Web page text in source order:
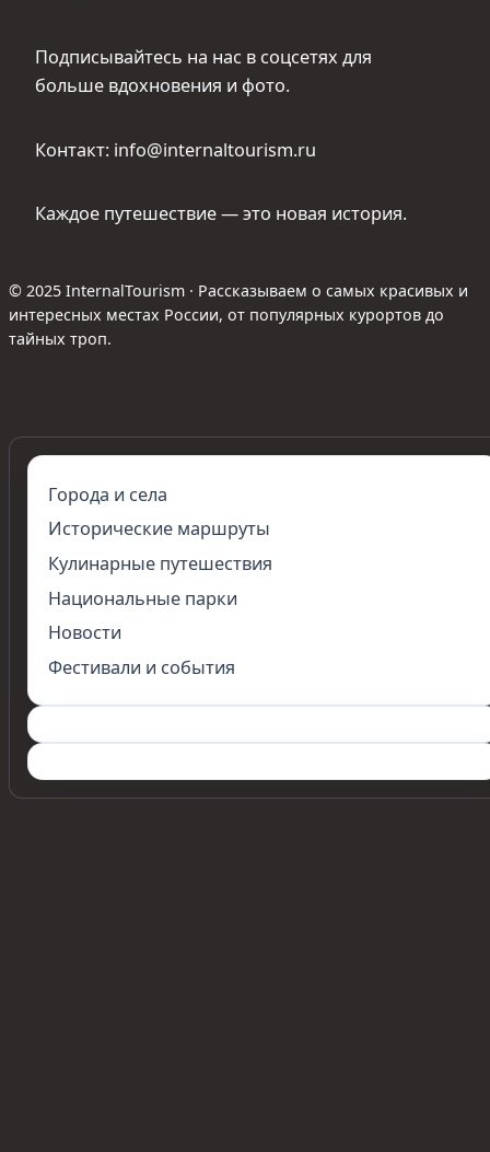
Подписывайтесь на нас в соцсетях для
больше вдохновения и фото.
Контакт: info@internaltourism.ru
Каждое путешествие — это новая история.
© 2025 InternalTourism · Рассказываем о самых красивых и
интересных местах России, от популярных курортов до
тайных троп.
Города и села
Исторические маршруты
Кулинарные путешествия
Национальные парки
Новости
Фестивали и события